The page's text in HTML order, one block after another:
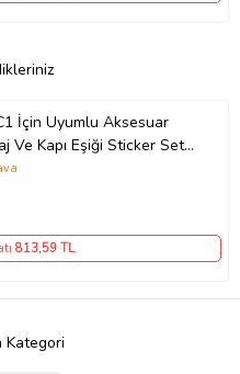
İçin Uyumlu Aksesuar
Ve Kapı Eşiği Sticker Set
813,59 TL
Kategori